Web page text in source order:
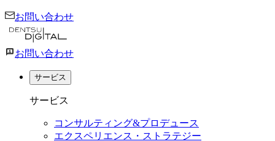
お問い合わせ
お問い合わせ
サービス
サービス
コンサルティング&プロデュース
エクスペリエンス・ストラテジー